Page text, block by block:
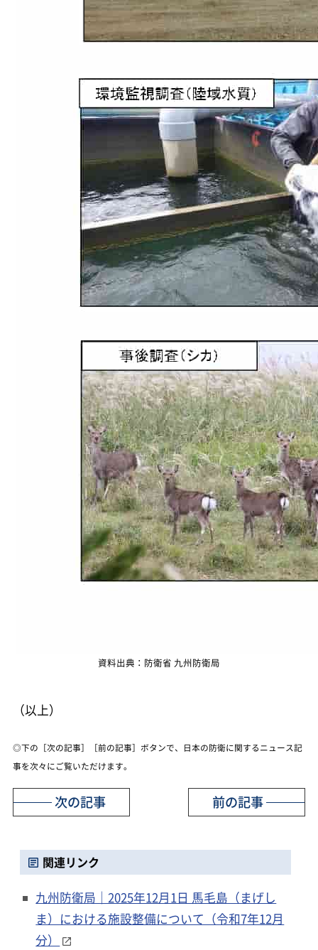
資料出典：防衛省 九州防衛局
（以上）
◎下の［次の記事］［前の記事］ボタンで、日本の防衛に関するニュース記
事を次々にご覧いただけます。
前の記事
次の記事
関連リンク
九州防衛局｜2025年12月1日 馬毛島（まげし
ま）における施設整備について（令和7年12月
分）